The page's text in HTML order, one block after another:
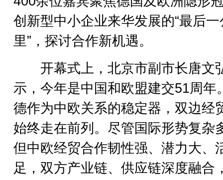
创新型中小企业来华发展的“最后一
里”，探讨合作新机遇。
开幕式上，北京市副市长唐文
示，今年是中国和欧盟建交51周年
德作为中欧关系的稳定器，双边经
始终走在前列。尽管国际形势复杂
但中欧经贸合作韧性强、潜力大、
足，双方产业链、供应链深度融合